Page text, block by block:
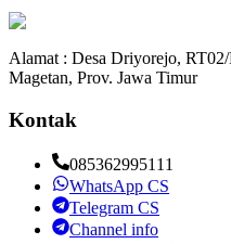
Alamat : Desa Driyorejo,
Magetan, Prov. Jawa Timur
Kontak
085362995111
WhatsApp CS
Telegram CS
Channel info